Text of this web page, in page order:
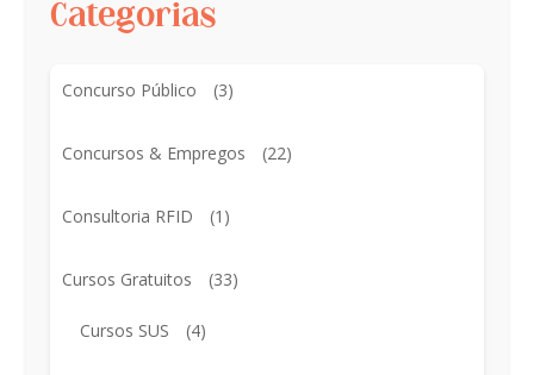
Categorias
Concurso Público (3)
Concursos & Empregos (22)
Consultoria RFID (1)
Cursos Gratuitos (33)
Cursos SUS (4)